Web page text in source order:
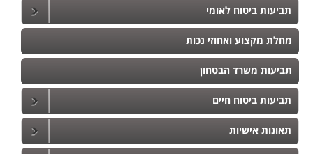
תביעות ביטוח לאומי
מחלת מקצוע ואחוזי נכות
תביעות משרד הבטחון
תביעות ביטוח חיים
תאונות אישיות